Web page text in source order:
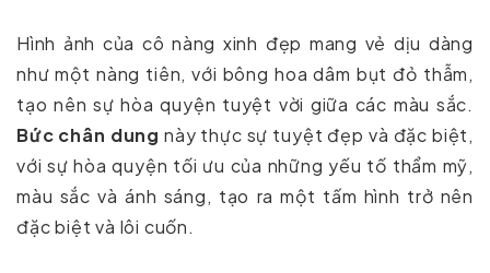
Hình ảnh của cô nàng xinh đẹp mang vẻ dịu dàng
như một nàng tiên, với bông hoa dâm bụt đỏ thẫm,
tạo nên sự hòa quyện tuyệt vời giữa các màu sắc.
Bức chân dung này thực sự tuyệt đẹp và đặc biệt,
với sự hòa quyện tối ưu của những yếu tố thẩm mỹ,
màu sắc và ánh sáng, tạo ra một tấm hình trở nên
đặc biệt và lôi cuốn.